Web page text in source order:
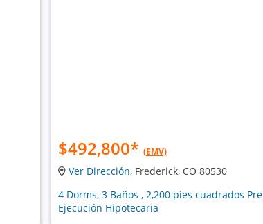
$492,800* (EMV)
Ver Dirección, Frederick, CO 80530
4 Dorms, 3 Baños , 2,200 pies cuadrados Pre
Ejecución Hipotecaria